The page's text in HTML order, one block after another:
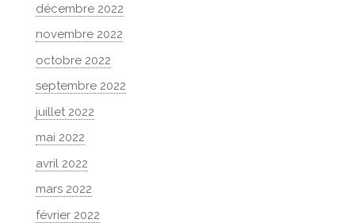
décembre 2022
novembre 2022
octobre 2022
septembre 2022
juillet 2022
mai 2022
avril 2022
mars 2022
février 2022